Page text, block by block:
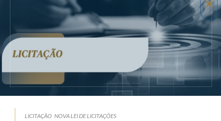
LICITAÇÃO NOVA LEI DE LICITAÇÕES